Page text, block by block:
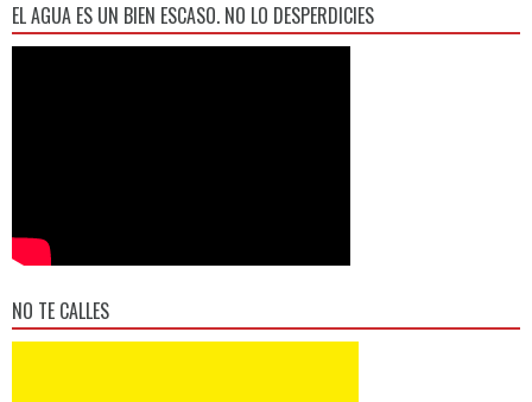
EL AGUA ES UN BIEN ESCASO. NO LO DESPERDICIES
NO TE CALLES